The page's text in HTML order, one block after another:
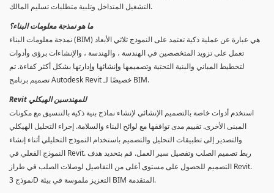
التشغيل المتداخل وتلبية متطلبات تسليم المالك.
ما هو نمذجة معلومات البناء؟
نمذجة معلومات البناء (BIM) هي عبارة عن عملية ذكية تعتمد على النموذج ثلاثي الأبعاد
تعمل على تزويد المتخصصين في الهندسة ، والهندسة ، والإنشاءات برؤى وأدوات
لتخطيط المباني والبنية التحتية وتصميمها وإنشائها وإدارتها بشكل أكثر كفاءة. تم
تصميم برنامج Autodesk Revit خصيصًا لـ BIM.
Revit للمهندسين الهيكلي
استخدم أدوات خاصة بالتصميم الإنشائي لإنشاء نماذج بنية ذكية بالتنسيق مع مكونات
المبنى الأخرى. تقييم مدى توافقها مع لوائح البناء والسلامة. إجراء التحليل الهيكلي
والتصدير إلى تطبيقات التحليل والتصميم باستخدام النموذج التحليلي أثناء إنشاء
النموذج الفعلي في Revit. ربط تصميم الصلب وتفصيل سير العمل. قم بتحديد هدف
التصميم للحصول على مستوى أعلى من التفاصيل لوصلات الصلب في طراز Revit.
نموذج 3D التعزيز ملموسة في بيئة BIM المتقدمة.